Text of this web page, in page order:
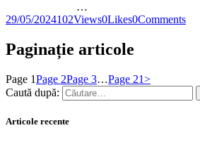
…
29/05/2024102Views0Likes0Comments
Paginație articole
Page 1Page 2Page 3…Page 21>
Caută după:
Articole recente